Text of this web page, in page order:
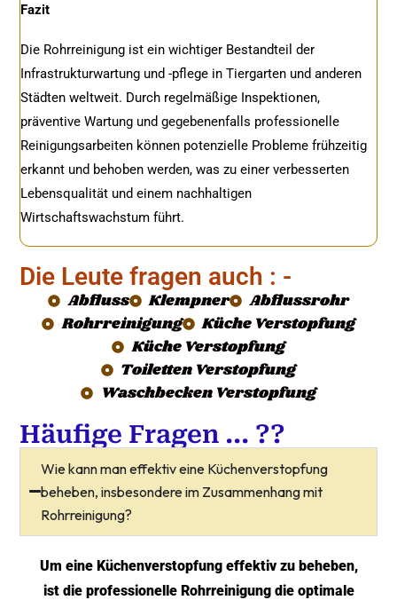
Fazit
Die Rohrreinigung ist ein wichtiger Bestandteil der
Infrastrukturwartung und -pflege in Tiergarten und anderen
Städten weltweit. Durch regelmäßige Inspektionen,
präventive Wartung und gegebenenfalls professionelle
Reinigungsarbeiten können potenzielle Probleme frühzeitig
erkannt und behoben werden, was zu einer verbesserten
Lebensqualität und einem nachhaltigen
Wirtschaftswachstum führt.
Die Leute fragen auch : -
Abfluss Klempner
Abflussrohr
Rohrreinigung
Küche Verstopfung
Küche Verstopfung
Toiletten Verstopfung
Waschbecken Verstopfung
Häufige Fragen ... ??
Wie kann man effektiv eine Küchenverstopfung
beheben, insbesondere im Zusammenhang mit
Rohrreinigung?
Um eine Küchenverstopfung effektiv zu beheben,
ist die professionelle Rohrreinigung die optimale